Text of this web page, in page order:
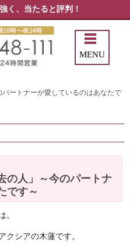
く、当たると評判！
MENU
パートナーが愛しているのはあなたで
の人」～今のパートナ
です～
。
クシアの木蓮です。